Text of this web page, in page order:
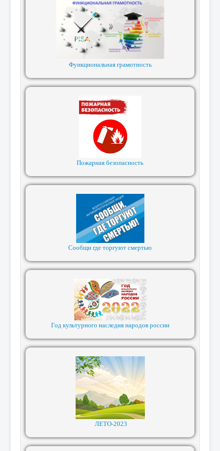
Функциональная грамотность
Пожарная безопасность
Сообщи где торгуют смертью
Год культурного наследия народов россии
ЛЕТО-2023